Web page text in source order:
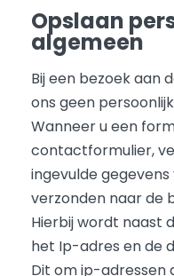
Opslaan
algemeen
Bij een bezoek aan
ons geen
Wanneer u een
contactformulier,
ingevulde
verzonden naar de
Hierbij wordt naast
het Ip-adres en de
Dit om ip-adressen